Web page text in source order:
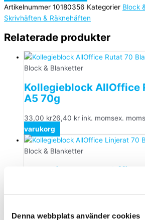
Denna webbplats använder cookies
Artikelnummer 10180356 Kategorier Block
Skrivhäften & Räknehäften
Relaterade produkter
Block & Blanketter
Kollegieblock AllOffice
A5 70g
33,00 kr26,40 kr ink. momsex. moms
varukorg
Block & Blanketter
Kollegieblock AllOffice
varukorg